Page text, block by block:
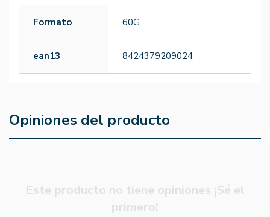
Formato 60G
ean13 8424379209024
Opiniones del producto
Este producto no tiene opiniones ¡Sé el
primero!